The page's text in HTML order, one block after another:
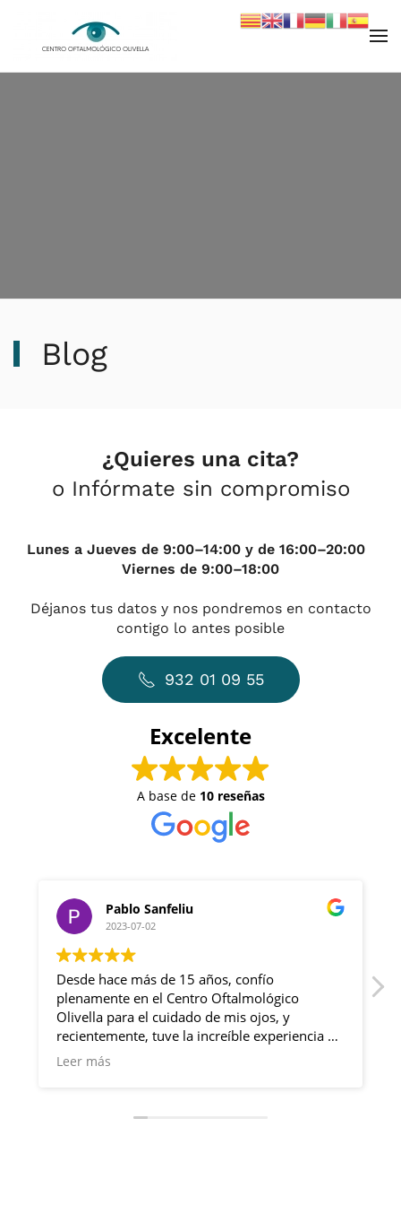
Skip to main content
Blog
¿Quieres una cita?
o Infórmate sin compromiso
Lunes a Jueves de 9:00–14:00 y de 16:00–20:00
Viernes de 9:00–18:00
Déjanos tus datos y nos pondremos en contacto
contigo lo antes posible
932 01 09 55
Excelente
A base de 10 reseñas
Pablo Sanfeliu
2023-07-02
Desde hace más de 15 años, confío
plenamente en el Centro Oftalmológico
Olivella para el cuidado de mis ojos, y
recientemente, tuve la increíble experiencia de
someterme a una cirugía de miopía con
Leer más